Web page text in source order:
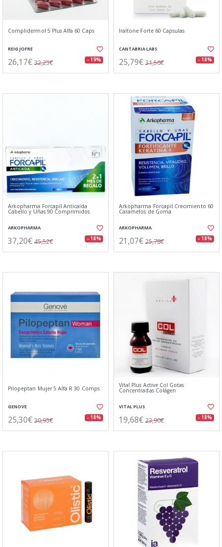
Complidermol 5 Plus Alfa 60 Caps
REIG JOFRE
26,17€ 32,25€ - 19%
Iraltone Forte 60 Capsulas
CANTABRIA LABS
25,79€ 31,56€ - 18%
Arkopharma Forcapil Anticaída
Cabello y Uñas 90 Comprimidos
ARKOPHARMA
37,20€ 45,52€ - 18%
Arkopharma Forcapil Crecimiento 60
Caramelos de Goma
ARKOPHARMA
21,07€ 25,78€ - 18%
Pilopeptan Mujer 5 Alfa R 30 Comps
GENOVE
25,30€ 30,95€ - 18%
Vital Plus Active Col Gotas
Concentradas Colágen
VITAL PLUS
19,68€ 23,90€ - 18%